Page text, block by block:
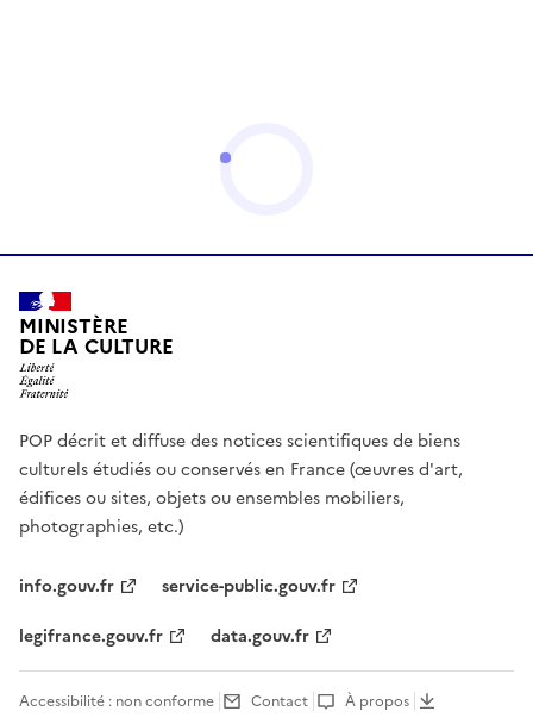
MINISTÈRE
DE LA CULTURE
POP décrit et diffuse des notices scientifiques de biens
culturels étudiés ou conservés en France (œuvres d'art,
édifices ou sites, objets ou ensembles mobiliers,
photographies, etc.)
info.gouv.fr
service-public.gouv.fr
legifrance.gouv.fr
data.gouv.fr
Accessibilité : non conforme Contact À propos